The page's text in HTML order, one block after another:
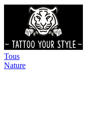
Tous
Nature